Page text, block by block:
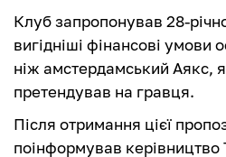
Клуб запропонував 28-
вигідніші фінансові умови
ніж амстердамський Аякс,
претендував на гравця.
Після отримання цієї
поінформував керівництво